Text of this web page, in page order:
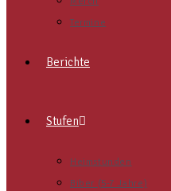
Termine
Berichte
Stufen
Heimstunden
Biber (5-7 Jahre)